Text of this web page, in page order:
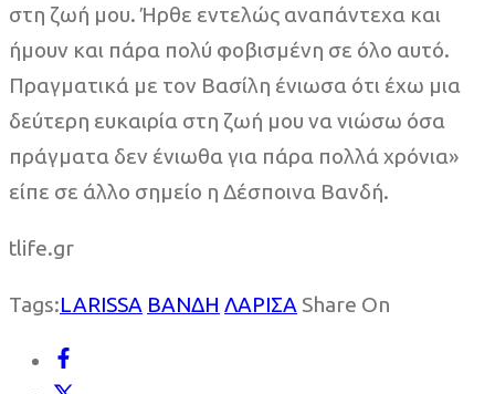
στη ζωή μου. Ήρθε εντελώς αναπάντεχα και
ήμουν και πάρα πολύ φοβισμένη σε όλο αυτό.
Πραγματικά με τον Βασίλη ένιωσα ότι έχω μια
δεύτερη ευκαιρία στη ζωή μου να νιώσω όσα
πράγματα δεν ένιωθα για πάρα πολλά χρόνια»
είπε σε άλλο σημείο η Δέσποινα Βανδή.
tlife.gr
Tags:LARISSA ΒΑΝΔΗ ΛΑΡΙΣΑ Share On